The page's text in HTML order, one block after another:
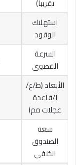
تقريبا)
استهلاك
الوقود
السرعة
القصوى
الأبعاد (ط/ع/
ا/قاعدة
عجلات مم)
سعة
الصندوق
الخلفي